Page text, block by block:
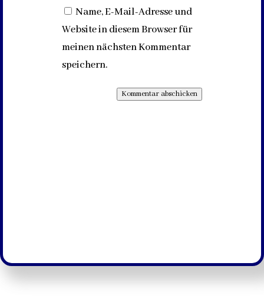
Name, E-Mail-Adresse und
Website in diesem Browser für
meinen nächsten Kommentar
speichern.
Kommentar abschicken